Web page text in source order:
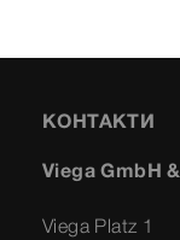
КОНТАКТИ
Viega GmbH
Viega Platz 1